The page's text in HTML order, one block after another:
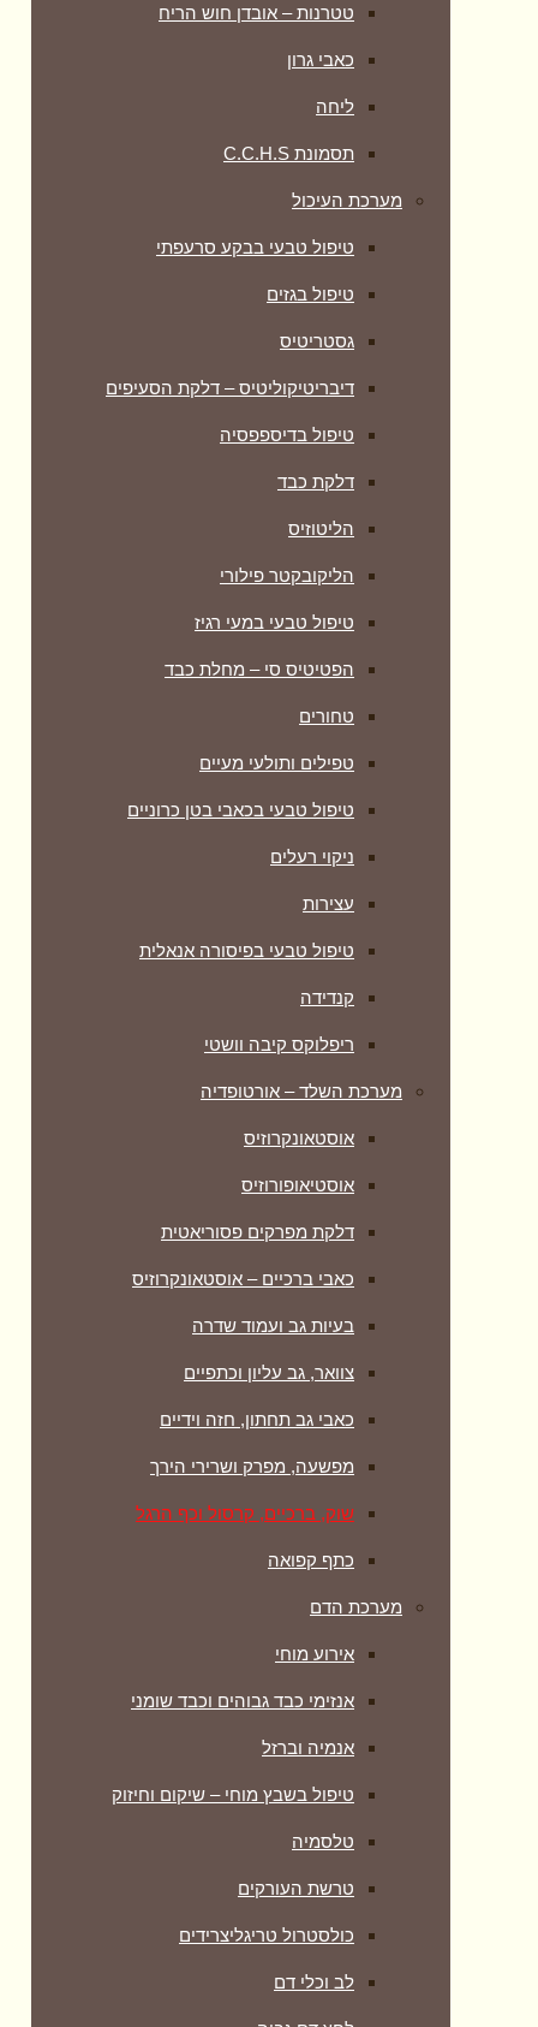
טטרנות – אובדן חוש הריח
כאבי גרון
ליחה
תסמונת C.C.H.S
מערכת העיכול
טיפול טבעי בבקע סרעפתי
טיפול בגזים
גסטריטיס
דיבריטיקוליטיס – דלקת הסעיפים
טיפול בדיספפסיה
דלקת כבד
הליטוזיס
הליקובקטר פילורי
טיפול טבעי במעי רגיז
הפטיטיס סי – מחלת כבד
טחורים
טפילים ותולעי מעיים
טיפול טבעי בכאבי בטן כרוניים
ניקוי רעלים
עצירות
טיפול טבעי בפיסורה אנאלית
קנדידה
ריפלוקס קיבה וושטי
מערכת השלד – אורטופדיה
אוסטאונקרוזיס
אוסטיאופורוזיס
דלקת מפרקים פסוריאטית
כאבי ברכיים – אוסטאונקרוזיס
בעיות גב ועמוד שדרה
צוואר, גב עליון וכתפיים
כאבי גב תחתון, חזה וידיים
מפשעה, מפרק ושרירי הירך
שוק, ברכיים, קרסול וכף הרגל
כתף קפואה
מערכת הדם
אירוע מוחי
אנזימי כבד גבוהים וכבד שומני
אנמיה וברזל
טיפול בשבץ מוחי – שיקום וחיזוק
טלסמיה
טרשת העורקים
כולסטרול טריגליצרידים
לב וכלי דם